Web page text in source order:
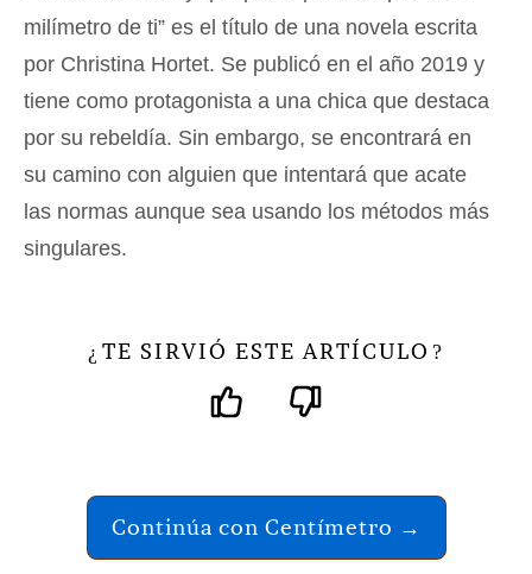
milímetro de ti” es el título de una novela escrita
por Christina Hortet. Se publicó en el año 2019 y
tiene como protagonista a una chica que destaca
por su rebeldía. Sin embargo, se encontrará en
su camino con alguien que intentará que acate
las normas aunque sea usando los métodos más
singulares.
¿ TE SIRVIÓ ESTE ARTÍCULO ?
Continúa con Centímetro →